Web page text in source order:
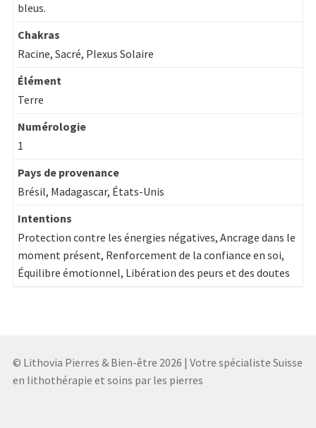
bleus.
Chakras
Racine, Sacré, Plexus Solaire
Élément
Terre
Numérologie
1
Pays de provenance
Brésil, Madagascar, États-Unis
Intentions
Protection contre les énergies négatives, Ancrage dans le
moment présent, Renforcement de la confiance en soi,
Équilibre émotionnel, Libération des peurs et des doutes
© Lithovia Pierres & Bien-être 2026 | Votre spécialiste Suisse
en lithothérapie et soins par les pierres